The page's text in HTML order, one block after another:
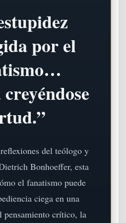
por el
del teólogo y
Bonhoeffer, esta
el fanatismo puede
ciega en una
pensamiento crítico, la